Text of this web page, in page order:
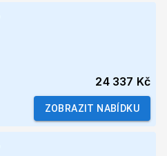
24 337 Kč
ZOBRAZIT NABÍDKU